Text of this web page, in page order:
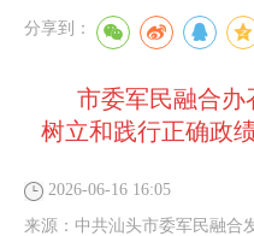
分享到：
市委军民融合办
树立和践行正确政
2026-06-16 16:05
来源： 中共汕头市委军民融合